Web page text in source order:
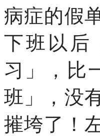
病症的假
下班以后
习」，比
班」，没
摧垮了！